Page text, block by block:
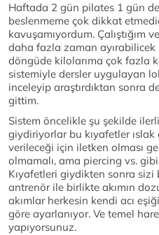
Haftada 2 gün pilates 1 gün
beslenmeme çok dikkat
kavuşamıyordum. Çalıştığım
daha fazla zaman
döngüde kilolarıma çok fazla
sistemiyle dersler uygulayan
inceleyip araştırdıktan sonra
gittim.
Sistem öncelikle şu şekilde
giydiriyorlar bu kıyafetler ıslak
verileceği için iletken olması
olmamalı, ama piercing vs.
Kıyafetleri giydikten sonra sizi
antrenör ile birlikte akımın
akımlar herkesin kendi acı
göre ayarlanıyor. Ve temel
yapıyorsunuz.